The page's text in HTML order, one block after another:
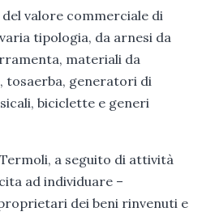
valore commerciale di
tipologia, da arnesi da
materiali da
tosaerba, generatori di
biciclette e generi
a seguito di attività
ad individuare –
dei beni rinvenuti e